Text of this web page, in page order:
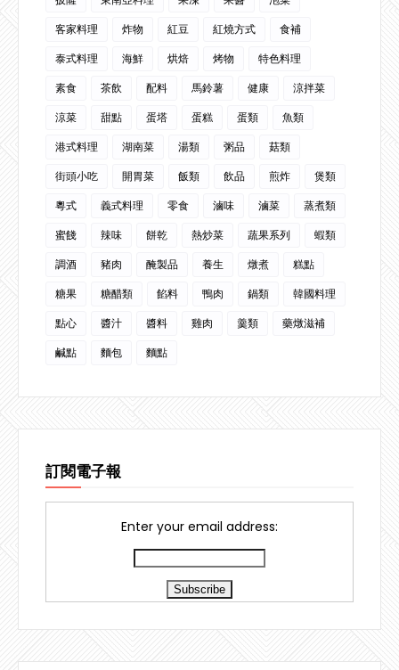
客家料理
炸物 紅豆 紅燒方式
食補
泰式料理
海鮮 烘焙 烤物
特色料理
素食
茶飲 配料 馬鈴薯 健康
涼拌菜
涼菜
甜點 蛋塔 蛋糕 蛋類
魚類
港式料理
湖南菜 湯類 粥品
菇類
街頭小吃
開胃菜 飯類 飲品 煎炸
煲類
粵式
義式料理 零食 滷味 滷菜
蒸煮類
蜜餞
辣味 餅乾 熱炒菜 蔬果系列
蝦類
調酒
豬肉 醃製品 養生 燉煮
糕點
糖果
糖醋類 餡料 鴨肉 鍋類
韓國料理
點心
醬汁 醬料 雞肉 羹類
藥燉滋補
鹹點
麵包 麵點
訂閱電子報
Enter your email address: